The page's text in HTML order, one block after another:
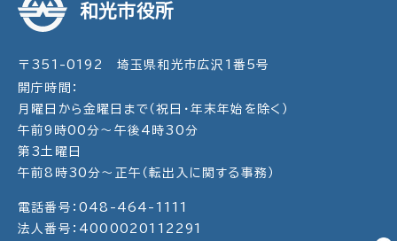
和光市役所
〒351-0192 埼玉県和光市広沢1番5号
開庁時間：
月曜日から金曜日まで（祝日・年末年始を除く）
午前9時00分～午後4時30分
第3土曜日
午前8時30分～正午（転出入に関する事務）
電話番号：048-464-1111
法人番号：4000020112291